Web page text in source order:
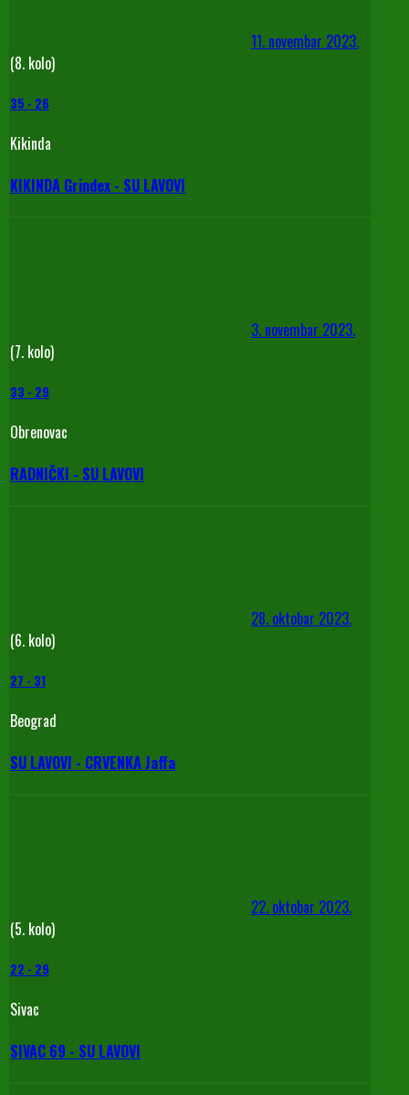
11. novembar 2023.
(8. kolo)
35 - 26
Kikinda
KIKINDA Grindex - SU LAVOVI
3. novembar 2023.
(7. kolo)
33 - 29
Obrenovac
RADNIČKI - SU LAVOVI
28. oktobar 2023.
(6. kolo)
27 - 31
Beograd
SU LAVOVI - CRVENKA Jaffa
22. oktobar 2023.
(5. kolo)
22 - 29
Sivac
SIVAC 69 - SU LAVOVI